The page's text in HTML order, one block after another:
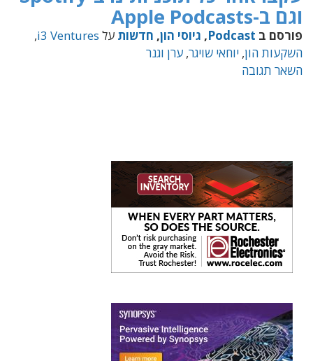
וגם ב-Apple Podcasts
פורסם ב Podcast
, גיוסי הון, חדשות על i3 Ventures
,
השקעות הון, יוחאי שויגר, ערן וגנר
השאר תגובה